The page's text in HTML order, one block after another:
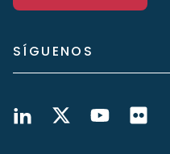
SÍGUENOS